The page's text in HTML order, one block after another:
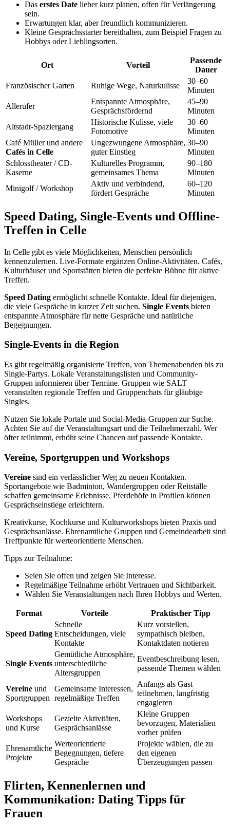
Das erstes Date lieber kurz planen, offen für Verlängerung
sein.
Erwartungen klar, aber freundlich kommunizieren.
Kleine Gesprächsstarter bereithalten, zum Beispiel Fragen zu
Hobbys oder Lieblingsorten.
Ort Vorteil
Passende
Dauer
Französischer Garten
Ruhige Wege, Naturkulisse
30–60
Minuten
Allerufer
Entspannte Atmosphäre,
Gesprächsfördernd
45–90
Minuten
Altstadt-Spaziergang
Historische Kulisse, viele
Fotomotive
30–60
Minuten
Café Müller und andere
Cafés in Celle
Ungezwungene Atmosphäre,
guter Einstieg
30–90
Minuten
Schlosstheater / CD-
Kaserne
Kulturelles Programm,
gemeinsames Thema
90–180
Minuten
Minigolf / Workshop
Aktiv und verbindend,
fördert Gespräche
60–120
Minuten
Speed Dating, Single-Events und Offline-
Treffen in Celle
In Celle gibt es viele Möglichkeiten, Menschen persönlich
kennenzulernen. Live-Formate ergänzen Online-Aktivitäten. Cafés,
Kulturhäuser und Sportstätten bieten die perfekte Bühne für aktive
Treffen.
Speed Dating ermöglicht schnelle Kontakte. Ideal für diejenigen,
die viele Gespräche in kurzer Zeit suchen. Single Events bieten
entspannte Atmosphäre für nette Gespräche und natürliche
Begegnungen.
Single-Events in die Region
Es gibt regelmäßig organisierte Treffen, von Themenabenden bis zu
Single-Partys. Lokale Veranstaltungslisten und Community-
Gruppen informieren über Termine. Gruppen wie SALT
veranstalten regionale Treffen und Gruppenchats für gläubige
Singles.
Nutzen Sie lokale Portale und Social-Media-Gruppen zur Suche.
Achten Sie auf die Veranstaltungsart und die Teilnehmerzahl. Wer
öfter teilnimmt, erhöht seine Chancen auf passende Kontakte.
Vereine, Sportgruppen und Workshops
Vereine sind ein verlässlicher Weg zu neuen Kontakten.
Sportangebote wie Badminton, Wandergruppen oder Reitställe
schaffen gemeinsame Erlebnisse. Pferdehöfe in Profilen können
Gesprächseinstiege erleichtern.
Kreativkurse, Kochkurse und Kulturworkshops bieten Praxis und
Gesprächsanlässe. Ehrenamtliche Gruppen und Gemeindearbeit sind
Treffpunkte für werteorientierte Menschen.
Tipps zur Teilnahme:
Seien Sie offen und zeigen Sie Interesse.
Regelmäßige Teilnahme erhöht Vertrauen und Sichtbarkeit.
Wählen Sie Veranstaltungen nach Ihren Hobbys und Werten.
Format Vorteile Praktischer Tipp
Speed Dating
Schnelle
Entscheidungen, viele
Kontakte
Kurz vorstellen,
sympathisch bleiben,
Kontaktdaten notieren
Single Events
Gemütliche Atmosphäre,
unterschiedliche
Altersgruppen
Eventbeschreibung lesen,
passende Themen wählen
Vereine und
Sportgruppen
Gemeinsame Interessen,
regelmäßige Treffen
Anfangs als Gast
teilnehmen, langfristig
engagieren
Workshops
und Kurse
Gezielte Aktivitäten,
Gesprächsanlässe
Kleine Gruppen
bevorzugen, Materialien
vorher prüfen
Ehrenamtliche
Projekte
Werteorientierte
Begegnungen, tiefere
Gespräche
Projekte wählen, die zu
den eigenen
Überzeugungen passen
Flirten, Kennenlernen und
Kommunikation: Dating Tipps für
Frauen